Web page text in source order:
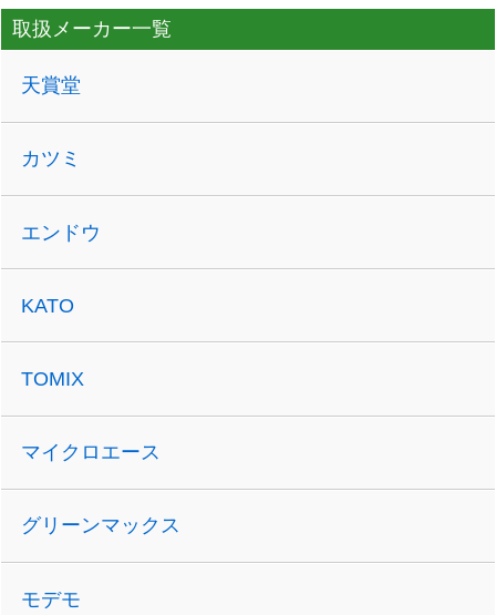
取扱メーカー一覧
天賞堂
カツミ
エンドウ
KATO
TOMIX
マイクロエース
グリーンマックス
モデモ